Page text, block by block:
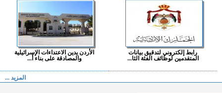
رابط إلكتروني لتدقيق بيانات
المتقدمين لوظائف الفئة الثا...
الأردن يدين الاعتداءات الإسرائيلية
والمصادقة على بناء أ...
المزيد ...